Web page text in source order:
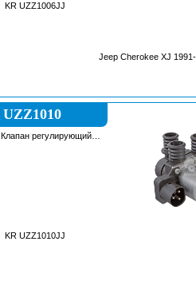
KR UZZ1006JJ
Jeep Cherokee XJ
UZZ1010
Клапан регулирующий
KR UZZ1010JJ